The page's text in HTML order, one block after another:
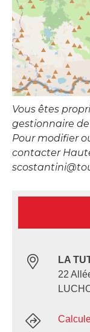
Vous êtes
gestionnaire
Pour modifier
contacter
LA
22